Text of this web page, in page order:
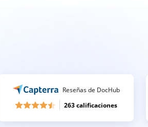
Reseñas de DocHub
263 calificaciones